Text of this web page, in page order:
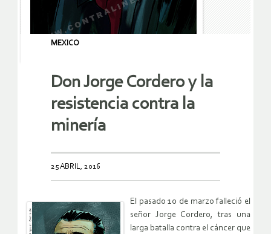
MEXICO
Don Jorge Cordero y la
resistencia contra la
minería
25 ABRIL, 2016
El pasado 10 de marzo falleció el
señor Jorge Cordero, tras una
larga batalla contra el cáncer que